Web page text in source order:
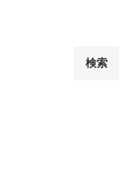
検索